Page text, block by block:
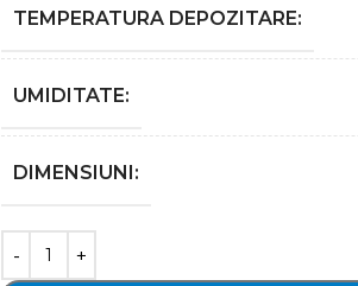
TEMPERATURA DEPOZITARE:
UMIDITATE:
DIMENSIUNI: